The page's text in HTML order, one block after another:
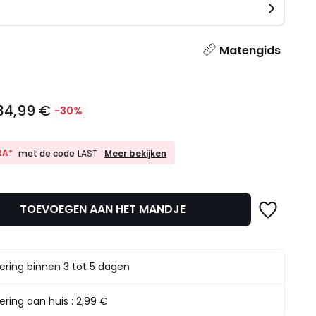
Matengids
€ -30%
met de code LAST
10%
LAST
Meer bekijken
TOEVOEGEN AAN HET MANDJE
binnen 3 tot 5 dagen
aan huis :2,99 €